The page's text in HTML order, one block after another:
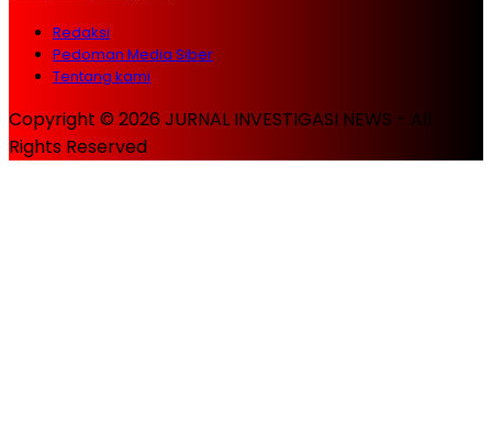
Redaksi
Pedoman Media Siber
Tentang kami
Copyright © 2026 JURNAL INVESTIGASI NEWS - All
Rights Reserved